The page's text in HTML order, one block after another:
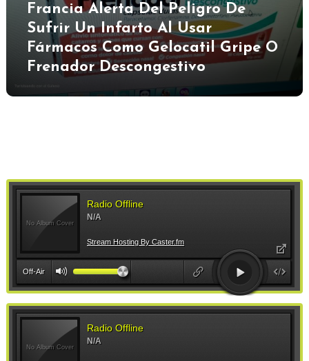
Francia Alerta Del Peligro De
Sufrir Un Infarto Al Usar
Fármacos Como Gelocatil Gripe O
Frenador Descongestivo